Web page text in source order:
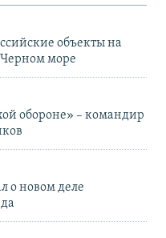
объекты на
Черном море
обороне» – командир
о новом деле